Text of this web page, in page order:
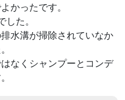
かったです。
た。
水溝が掃除されていなか
なくシャンプーとコンデ